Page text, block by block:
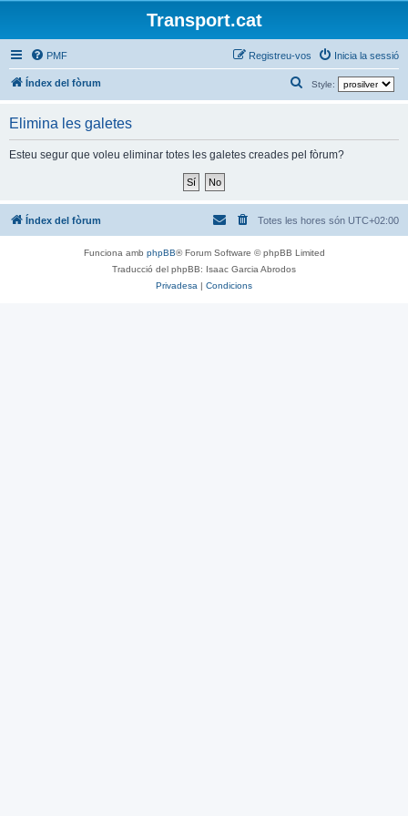
Transport.cat
PMF Inicia la sessió
Registreu-vos
Índex del fòrum Style:
e
Elimina les galetes
Esteu segur que voleu eliminar totes les galetes creades pel fòrum?
Índex del fòrum Totes les hores són UTC+02:00
Funciona amb phpBB® Forum Software © phpBB Limited
Traducció del phpBB: Isaac Garcia Abrodos
Privadesa | Condicions